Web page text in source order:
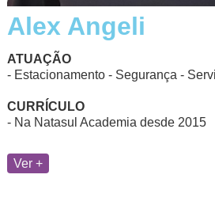
Alex Angeli
ATUAÇÃO
- Estacionamento - Segurança -
CURRÍCULO
- Na Natasul Academia desde 2015
Ver +